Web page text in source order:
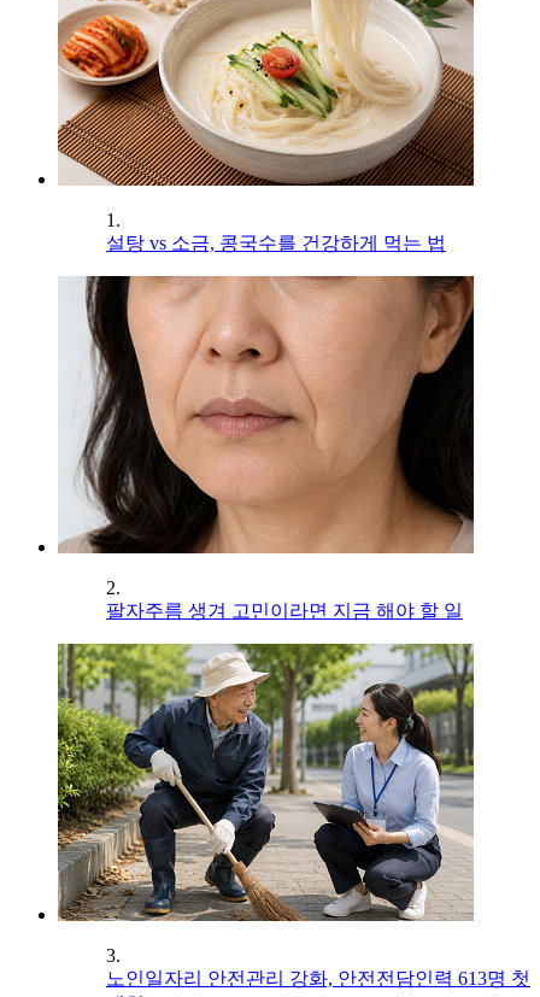
1.
설탕 vs 소금, 콩국수를 건강하게 먹는 법
2.
팔자주름 생겨 고민이라면 지금 해야 할 일
3.
노인일자리 안전관리 강화, 안전전담인력 613명 첫